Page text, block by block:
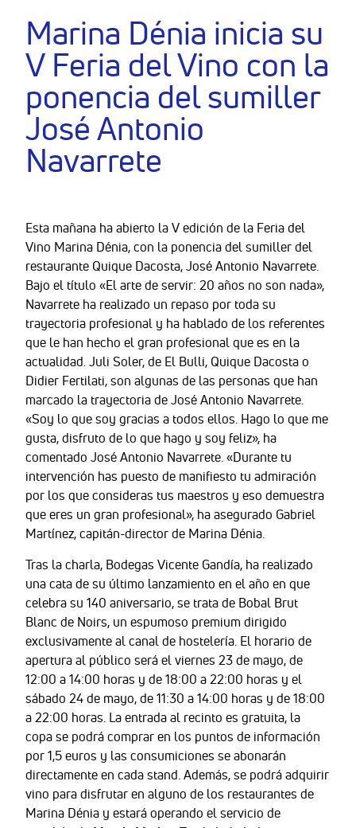
Marina Dénia inicia su
V Feria del Vino con la
ponencia del sumiller
José Antonio
Navarrete
Esta mañana ha abierto la V edición de la Feria del
Vino Marina Dénia, con la ponencia del sumiller del
restaurante Quique Dacosta, José Antonio Navarrete.
Bajo el título «El arte de servir: 20 años no son nada»,
Navarrete ha realizado un repaso por toda su
trayectoria profesional y ha hablado de los referentes
que le han hecho el gran profesional que es en la
actualidad. Juli Soler, de El Bulli, Quique Dacosta o
Didier Fertilati, son algunas de las personas que han
marcado la trayectoria de José Antonio Navarrete.
«Soy lo que soy gracias a todos ellos. Hago lo que me
gusta, disfruto de lo que hago y soy feliz», ha
comentado José Antonio Navarrete. «Durante tu
intervención has puesto de manifiesto tu admiración
por los que consideras tus maestros y eso demuestra
que eres un gran profesional», ha asegurado Gabriel
Martínez, capitán-director de Marina Dénia.
Tras la charla, Bodegas Vicente Gandía, ha realizado
una cata de su último lanzamiento en el año en que
celebra su 140 aniversario, se trata de Bobal Brut
Blanc de Noirs, un espumoso premium dirigido
exclusivamente al canal de hostelería. El horario de
apertura al público será el viernes 23 de mayo, de
12:00 a 14:00 horas y de 18:00 a 22:00 horas y el
sábado 24 de mayo, de 11:30 a 14:00 horas y de 18:00
a 22:00 horas. La entrada al recinto es gratuita, la
copa se podrá comprar en los puntos de información
por 1,5 euros y las consumiciones se abonarán
directamente en cada stand. Además, se podrá adquirir
vino para disfrutar en alguno de los restaurantes de
Marina Dénia y estará operando el servicio de